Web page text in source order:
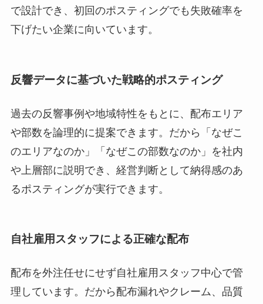
で設計でき、初回のポスティングでも失敗確率を
下げたい企業に向いています。
反響データに基づいた戦略的ポスティング
過去の反響事例や地域特性をもとに、配布エリア
や部数を論理的に提案できます。だから「なぜこ
のエリアなのか」「なぜこの部数なのか」を社内
や上層部に説明でき、経営判断として納得感のあ
るポスティングが実行できます。
自社雇用スタッフによる正確な配布
配布を外注任せにせず自社雇用スタッフ中心で管
理しています。だから配布漏れやクレーム、品質